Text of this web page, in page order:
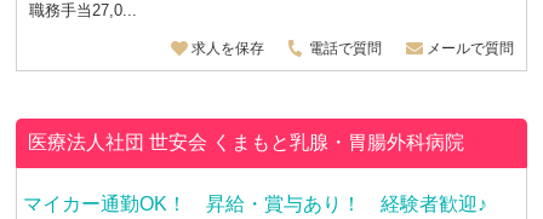
職務手当27,0...
求人を保存 電話で質問 メールで質問
医療法人社団 世安会 くまもと乳腺・胃腸外科病院
マイカー通勤OK！ 昇給・賞与あり！ 経験者歓迎♪